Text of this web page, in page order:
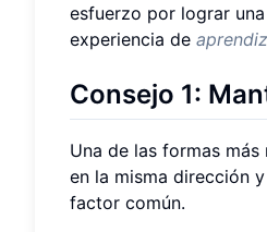
esfuerzo por lograr una
experiencia de
Consejo 1:
Una de las formas más
en la misma dirección
factor común.